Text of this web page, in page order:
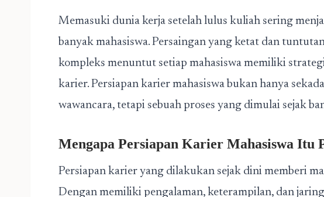
Memasuki dunia kerja setelah lulus kuliah sering
banyak mahasiswa. Persaingan yang ketat dan
kompleks menuntut setiap mahasiswa memiliki
karier. Persiapan karier mahasiswa bukan hanya
wawancara, tetapi sebuah proses yang dimulai sejak
Mengapa Persiapan Karier Mahasiswa Itu
Persiapan karier yang dilakukan sejak dini memberi
Dengan memiliki pengalaman, keterampilan, dan